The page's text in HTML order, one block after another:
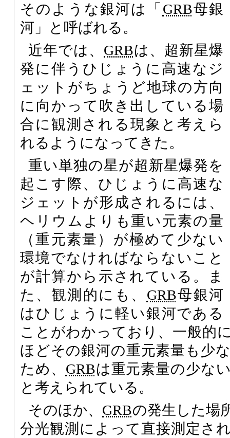
そのような銀河は「 GRB母銀
河」と呼ばれる。
近年では、 GRBは、超新星爆
発に伴うひじょうに高速なジ
ェットがちょうど地球の方向
に向かって吹き出している場
合に観測される現象と考えら
れるようになってきた。
重い単独の星が超新星爆発を
起こす際、ひじょうに高速な
ジェットが形成されるには、
ヘリウムよりも重い元素の量
（重元素量）が極めて少ない
環境でなければならないこと
が計算から示されている。ま
た、観測的にも、 GRB母銀河
はひじょうに軽い銀河である
ことがわかっており、一般的
ほどその銀河の重元素量も少
ため、 GRBは重元素量の少な
と考えられている。
そのほか、 GRBの発生した場
分光観測によって直接測定さ